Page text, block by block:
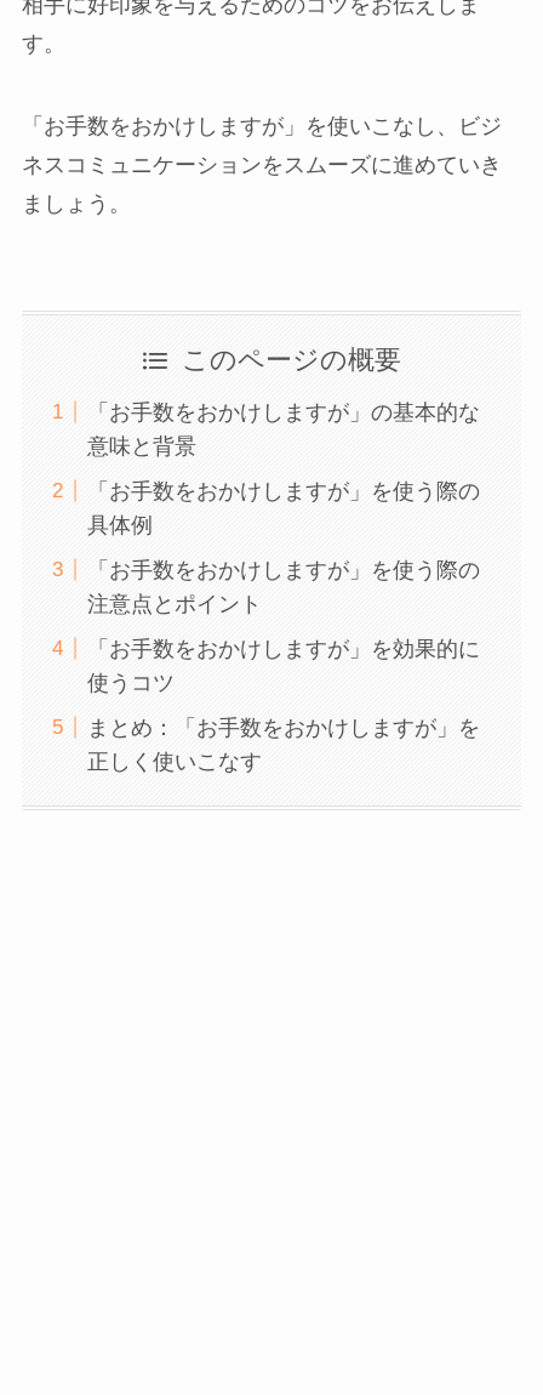
相手に好印象を与えるためのコツをお伝えしま
す。
「お手数をおかけしますが」を使いこなし、ビジ
ネスコミュニケーションをスムーズに進めていき
ましょう。
このページの概要
「お手数をおかけしますが」の基本的な
意味と背景
「お手数をおかけしますが」を使う際の
具体例
「お手数をおかけしますが」を使う際の
注意点とポイント
「お手数をおかけしますが」を効果的に
使うコツ
まとめ：「お手数をおかけしますが」を
正しく使いこなす